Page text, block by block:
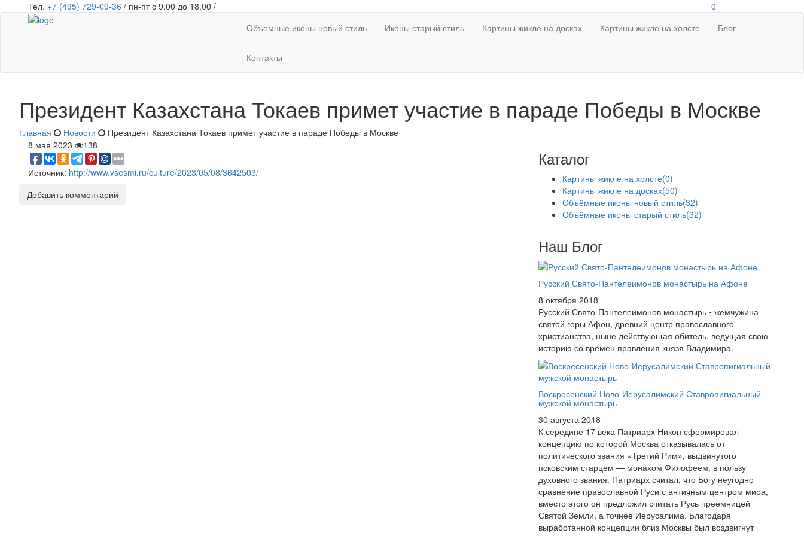
Тел. +7 (495) 729-09-36 / пн-пт с 9:00 до 18:00 /
0
Объемные иконы новый стиль
Иконы старый стиль Картины жикле на досках Картины жикле на холсте Блог
Контакты
Президент Казахстана Токаев примет участие в параде Победы в Москве
Главная Новости
Президент Казахстана Токаев примет участие в параде Победы в Москве
8 мая 2023
138
Источник: http://www.vsesmi.ru/culture/2023/05/08/3642503/
Добавить комментарий
Каталог
Картины жикле на холсте(0)
Картины жикле на досках(50)
Объёмные иконы новый стиль(32)
Объёмные иконы старый стиль(32)
Наш Блог
Русский Свято-Пантелеимонов монастырь на Афоне
8 октября 2018
Русский Свято-Пантелеимонов монастырь -жемчужина
святой горы Афон, древний центр православного
христианства, ныне действующая обитель, ведущая свою
историю со времен правления князя Владимира.
Воскресенский Ново-Иерусалимский Ставропигиальный
мужской монастырь
30 августа 2018
К середине 17 века Патриарх Никон сформировал
концепцию по которой Москва отказывалась от
политического звания «Третий Рим», выдвинутого
псковским старцем — монахом Филофеем, в пользу
духовного звания. Патриарх считал, что Богу неугодно
сравнение православной Руси с античным центром мира,
вместо этого он предложил считать Русь преемницей
Святой Земли, а точнее Иерусалима. Благодаря
выработанной концепции близ Москвы был воздвигнут